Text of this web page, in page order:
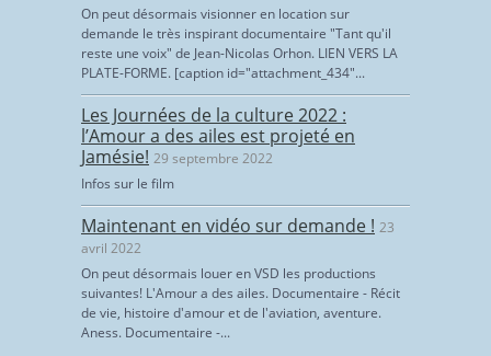
On peut désormais visionner en location sur
demande le très inspirant documentaire "Tant qu'il
reste une voix" de Jean-Nicolas Orhon. LIEN VERS LA
PLATE-FORME. [caption id="attachment_434"...
Les Journées de la culture 2022 :
l’Amour a des ailes est projeté en
Jamésie! 29 septembre 2022
Infos sur le film
Maintenant en vidéo sur demande ! 23
avril 2022
On peut désormais louer en VSD les productions
suivantes! L'Amour a des ailes. Documentaire - Récit
de vie, histoire d'amour et de l'aviation, aventure.
Aness. Documentaire -...